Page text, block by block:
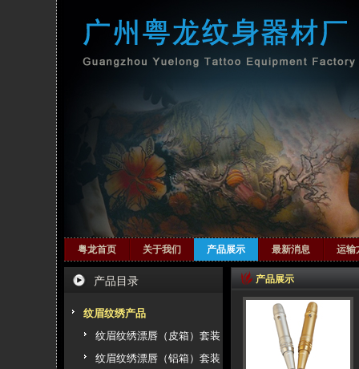
粤龙首页 关于我们 产品展示 最新消息 运输
产品目录
纹眉纹绣产品
纹眉纹绣漂唇（皮箱）套装
纹眉纹绣漂唇（铝箱）套装
产品展示